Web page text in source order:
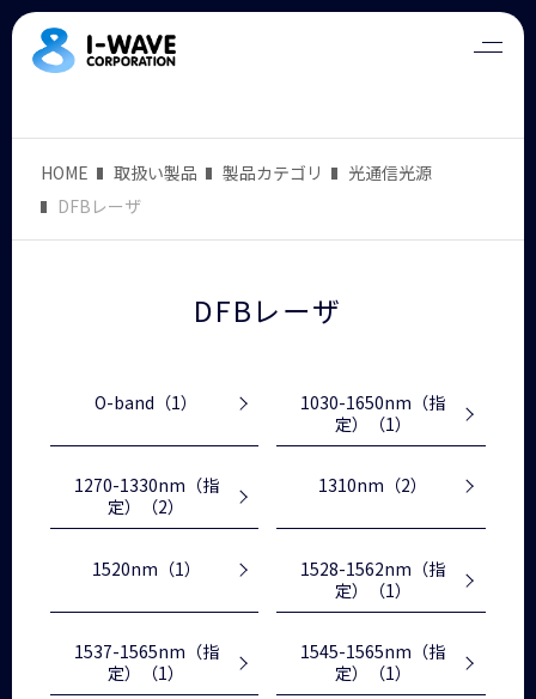
HOME 取扱い製品 製品カテゴリ
光通信光源
DFBレーザ
DFBレーザ
O-band （1）
1030-1650nm（指
定）
（1）
1270-1330nm（指
定）
（2）
1310nm （2）
1520nm （1）
1528-1562nm（指
定）
（1）
1537-1565nm（指
定）
（1）
1545-1565nm（指
定）
（1）